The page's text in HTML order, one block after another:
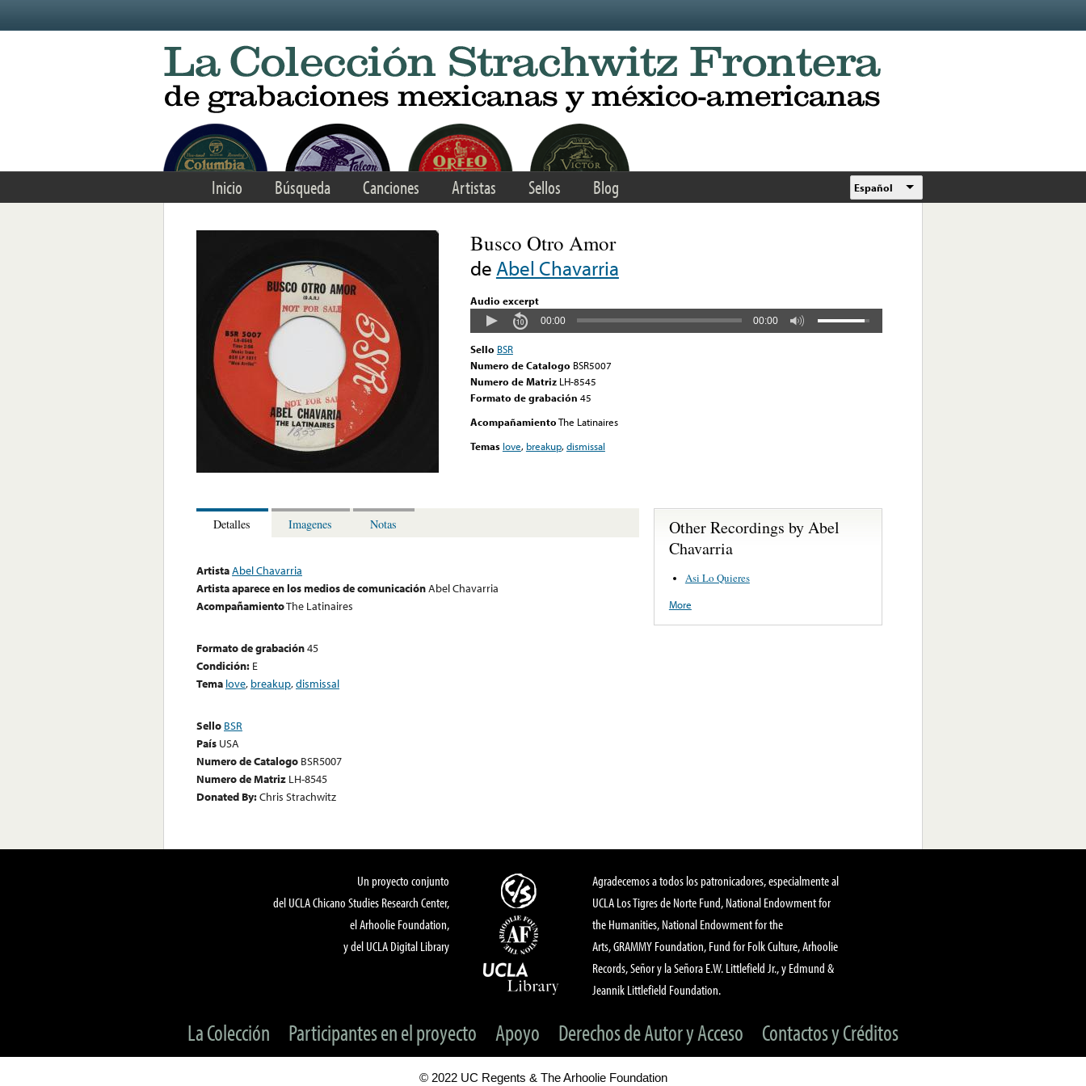
Inicio Búsqueda Canciones Artistas Sellos Blog Español
Busco Otro Amor
de Abel Chavarria
Audio excerpt
00:00 00:00
Sello BSR
Numero de Catalogo BSR5007
Numero de Matriz LH-8545
Formato de grabación 45
AcompañamientoThe Latinaires
Temas love, breakup,dismissal
Detalles Imagenes Notas
ArtistaAbel Chavarria
Artista aparece en los medios de comunicaciónAbel Chavarria
AcompañamientoThe Latinaires
Formato de grabación45
Condición: E
Tema love, breakup,dismissal
Sello BSR
País USA
Numero de Catalogo BSR5007
Numero de Matriz LH-8545
Donated By:Chris Strachwitz
Other Recordings by Abel
Chavarria
Asi Lo Quieres
More
Un proyecto conjunto
del UCLA Chicano Studies Research Center,
el Arhoolie Foundation,
y del UCLA Digital Library
Agradecemos a todos los patronicadores, especialmente al
UCLA Los Tigres de Norte Fund, National Endowment for
the Humanities, National Endowment for the
Arts, GRAMMY Foundation, Fund for Folk Culture, Arhoolie
Records, Señor y la Señora E.W. Littlefield Jr., y Edmund &
Jeannik Littlefield Foundation.
La Colección Participantes en el proyecto Apoyo Derechos de Autor y Acceso Contactos y Créditos
© 2022 UC Regents & The Arhoolie Foundation